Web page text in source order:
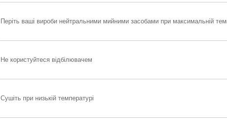
Періть ваші вироби нейтральними мийними засобами при максимальній
Не користуйтеся відбілювачем
Сушіть при низькій температурі